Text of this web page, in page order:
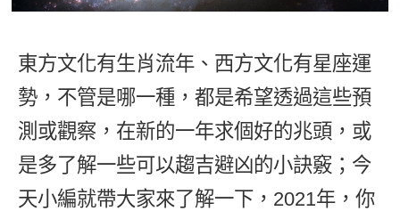
基礎字彙
情境閱讀
英文文法技巧
英文寫作
Cengage TED Talks
CNN聽力強化
Let's Talk
外語即時通
兒童美語
點讀筆教材
數位學習教材
東方文化有生肖流年、西方文化有星座運
勢，不管是哪一種，都是希望透過這些預
測或觀察，在新的一年求個好的兆頭，或
是多了解一些可以趨吉避凶的小訣竅；今
天小編就帶大家來了解一下，2021年，你